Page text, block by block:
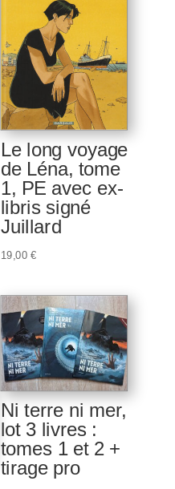
Le long voyage
de Léna, tome
1, PE avec ex-
libris signé
Juillard
19,00 €
Ni terre ni mer,
lot 3 livres :
tomes 1 et 2 +
tirage pro